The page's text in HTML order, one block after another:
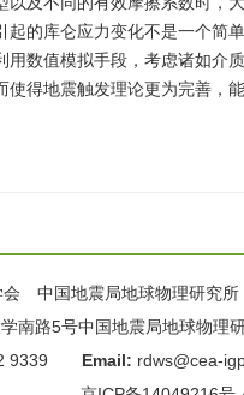
的库仑应力变化不是一个简
数值模拟手段，考虑诸如介
得地震触发理论更为完善，
会 中国地震局地球物理研
南路5号中国地震局地球物理
9339 Email: rdws@cea-